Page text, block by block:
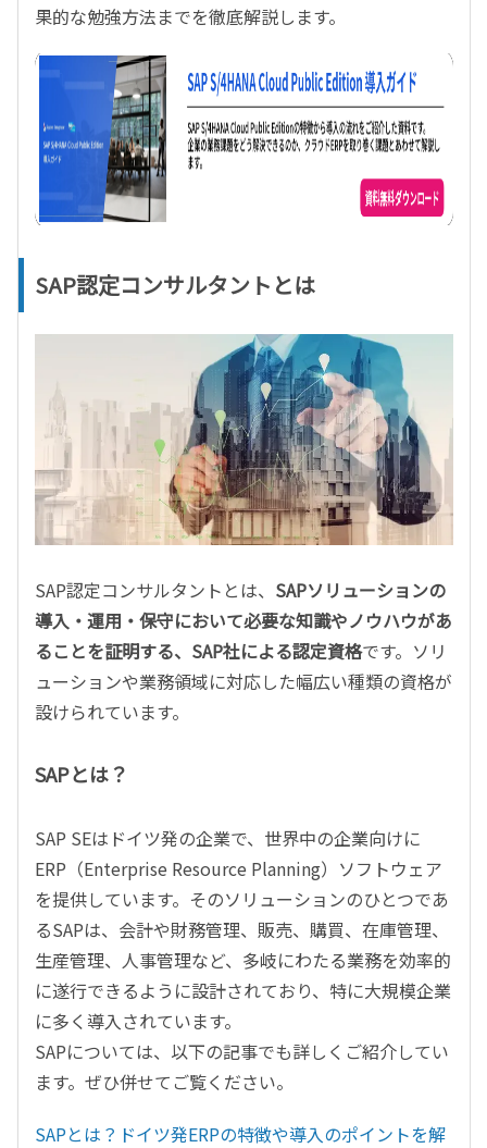
果的な勉強方法までを徹底解説します。
SAP認定コンサルタントとは
SAP認定コンサルタントとは、 SAPソリューションの
導入・運用・保守において必要な知識やノウハウがあ
ることを証明する、SAP社による認定資格です。ソリ
ューションや業務領域に対応した幅広い種類の資格が
設けられています。
SAPとは？
SAP SEはドイツ発の企業で、世界中の企業向けに
ERP（Enterprise Resource Planning）ソフトウェア
を提供しています。そのソリューションのひとつであ
るSAPは、会計や財務管理、販売、購買、在庫管理、
生産管理、人事管理など、多岐にわたる業務を効率的
に遂行できるように設計されており、特に大規模企業
に多く導入されています。
SAPについては、以下の記事でも詳しくご紹介してい
ます。ぜひ併せてご覧ください。
SAPとは？ドイツ発ERPの特徴や導入のポイントを解